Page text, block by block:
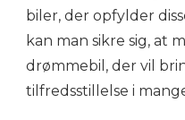
biler, der opfylder
kan man sikre sig, at
drømmebil, der vil
tilfredsstillelse i